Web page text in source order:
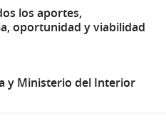
correo electrónico a:
los aportes,
oportunidad y viabilidad
y Ministerio del Interior